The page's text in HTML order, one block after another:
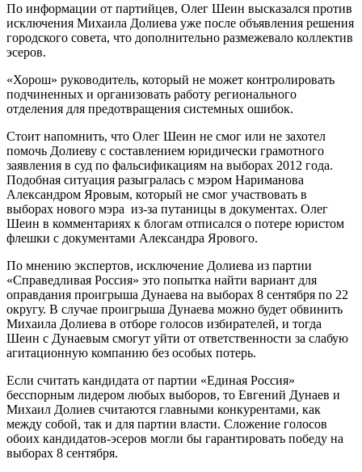
По информации от партийцев, Олег Шеин высказался против
исключения Михаила Долиева уже после объявления решения
городского совета, что дополнительно размежевало коллектив
эсеров.
«Хорош» руководитель, который не может контролировать
подчиненных и организовать работу регионального
отделения для предотвращения системных ошибок.
Стоит напомнить, что Олег Шеин не смог или не захотел
помочь Долиеву с составлением юридически грамотного
заявления в суд по фальсификациям на выборах 2012 года.
Подобная ситуация разыгралась с мэром Нариманова
Александром Яровым, который не смог участвовать в
выборах нового мэра из-за путаницы в документах. Олег
Шеин в комментариях к блогам отписался о потере юристом
флешки с документами Александра Ярового.
По мнению экспертов, исключение Долиева из партии
«Справедливая Россия» это попытка найти вариант для
оправдания проигрыша Дунаева на выборах 8 сентября по 22
округу. В случае проигрыша Дунаева можно будет обвинить
Михаила Долиева в отборе голосов избирателей, и тогда
Шеин с Дунаевым смогут уйти от ответственности за слабую
агитационную компанию без особых потерь.
Если считать кандидата от партии «Единая Россия»
бесспорным лидером любых выборов, то Евгений Дунаев и
Михаил Долиев считаются главными конкурентами, как
между собой, так и для партии власти. Сложение голосов
обоих кандидатов-эсеров могли бы гарантировать победу на
выборах 8 сентября.